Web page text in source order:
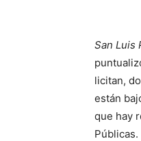
San Luis
licitan,
están
que hay
Públicas.